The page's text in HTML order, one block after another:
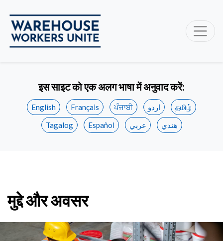
इस साइट को एक अलग भाषा में अनुवाद करें:
English Français ਪੰਜਾਬੀ اردو
தமிழ்
Tagalog
Español عربي هندي
मुद्दे और अवसर